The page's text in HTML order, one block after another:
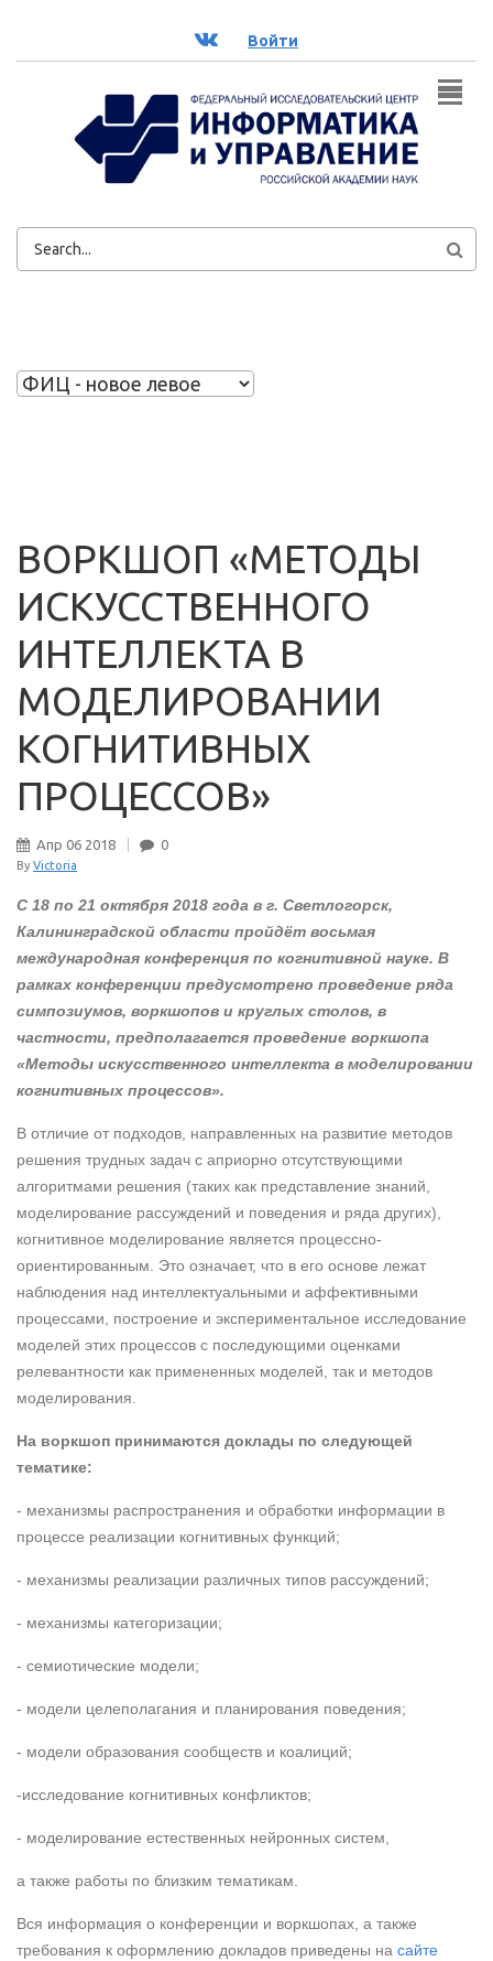
ВК Войти
ФОРМА
ВОРКШОП «МЕТОДЫ
ИСКУССТВЕННОГО
ИНТЕЛЛЕКТА В
МОДЕЛИРОВАНИИ
КОГНИТИВНЫХ
ПРОЦЕССОВ»
Апр 06 2018 0
By Victoria
С 18 по 21 октября 2018 года в г. Светлогорск,
Калининградской области пройдёт восьмая
международная конференция по когнитивной науке. В
рамках конференции предусмотрено проведение ряда
симпозиумов, воркшопов и круглых столов, в
частности, предполагается проведение воркшопа
«Методы искусственного интеллекта в моделировании
когнитивных процессов».
В отличие от подходов, направленных на развитие методов
решения трудных задач с априорно отсутствующими
алгоритмами решения (таких как представление знаний,
моделирование рассуждений и поведения и ряда других),
когнитивное моделирование является процессно-
ориентированным. Это означает, что в его основе лежат
наблюдения над интеллектуальными и аффективными
процессами, построение и экспериментальное исследование
моделей этих процессов с последующими оценками
релевантности как примененных моделей, так и методов
моделирования.
На воркшоп принимаются доклады по следующей
тематике:
- механизмы распространения и обработки информации в
процессе реализации когнитивных функций;
- механизмы реализации различных типов рассуждений;
- механизмы категоризации;
- семиотические модели;
- модели целеполагания и планирования поведения;
- модели образования сообществ и коалиций;
-исследование когнитивных конфликтов;
- моделирование естественных нейронных систем,
а также работы по близким тематикам.
Вся информация о конференции и воркшопах, а также
требования к оформлению докладов приведены на сайте